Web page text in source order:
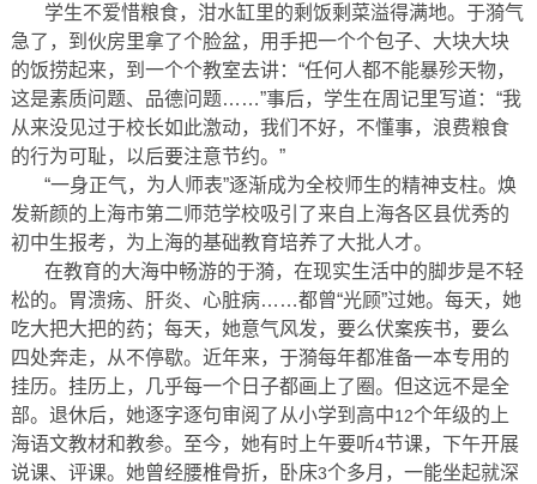
学生不爱惜粮食，泔水缸里的剩饭剩菜溢得满地。于漪气
急了，到伙房里拿了个脸盆，用手把一个个包子、大块大块
的饭捞起来，到一个个教室去讲：“任何人都不能暴殄天物，
这是素质问题、品德问题……”事后，学生在周记里写道：“我
从来没见过于校长如此激动，我们不好，不懂事，浪费粮食
的行为可耻，以后要注意节约。”
“一身正气，为人师表”逐渐成为全校师生的精神支柱。焕
发新颜的上海市第二师范学校吸引了来自上海各区县优秀的
初中生报考，为上海的基础教育培养了大批人才。
在教育的大海中畅游的于漪，在现实生活中的脚步是不轻
松的。胃溃疡、肝炎、心脏病……都曾“光顾”过她。每天，她
吃大把大把的药；每天，她意气风发，要么伏案疾书，要么
四处奔走，从不停歇。近年来，于漪每年都准备一本专用的
挂历。挂历上，几乎每一个日子都画上了圈。但这远不是全
部。退休后，她逐字逐句审阅了从小学到高中12个年级的上
海语文教材和教参。至今，她有时上午要听4节课，下午开展
说课、评课。她曾经腰椎骨折，卧床3个多月，一能坐起就深